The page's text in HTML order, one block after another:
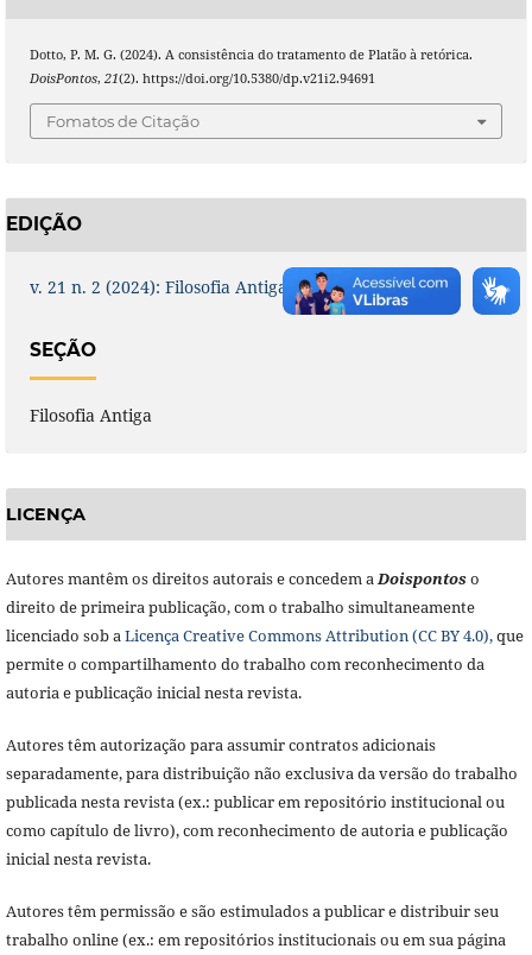
Dotto, P. M. G. (2024). A consistência do tratamento de Platão à retórica.
DoisPontos, 21(2). https://doi.org/10.5380/dp.v21i2.94691
Fomatos de Citação
EDIÇÃO
v. 21 n. 2 (2024): Filosofia Antiga
SEÇÃO
Filosofia Antiga
LICENÇA
Autores mantêm os direitos autorais e concedem aDoispontoso
direito de primeira publicação, com o trabalho simultaneamente
licenciado sob aLicença Creative Commons Attribution (CC BY 4.0),que
permite o compartilhamento do trabalho com reconhecimento da
autoria e publicação inicial nesta revista.
Autores têm autorização para assumir contratos adicionais
separadamente, para distribuição não exclusiva da versão do trabalho
publicada nesta revista (ex.: publicar em repositório institucional ou
como capítulo de livro), com reconhecimento de autoria e publicação
inicial nesta revista.
Autores têm permissão e são estimulados a publicar e distribuir seu
trabalho online (ex.: em repositórios institucionais ou em sua página